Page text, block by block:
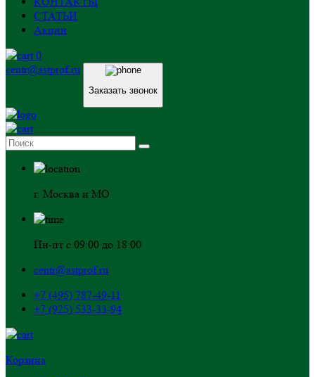
СТАТЬИ
Акции
0
centr@astprof.ru
Заказать звонок
г. Москва и МО
Пн-пт с 09:00 до 18:00
centr@astprof.ru
+7 (495) 787-49-11
+7 (925) 533-33-94
Корзина